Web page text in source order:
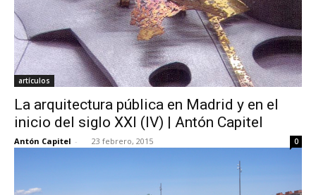
artículos
La arquitectura pública en Madrid y en el
inicio del siglo XXI (IV) | Antón Capitel
Antón Capitel - 23 febrero, 2015 0